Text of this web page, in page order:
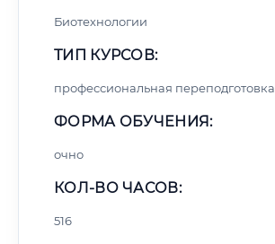
Биотехнологии
ТИП КУРСОВ:
профессиональная переподготовка
ФОРМА ОБУЧЕНИЯ:
очно
КОЛ-ВО ЧАСОВ:
516